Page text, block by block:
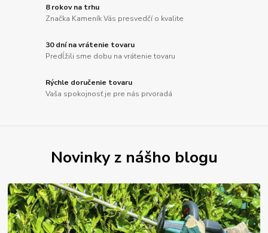
8 rokov na trhu
Značka Kameník Vás presvedčí o kvalite
30 dní na vrátenie tovaru
Predĺžili sme dobu na vrátenie tovaru
Rýchle doručenie tovaru
Vaša spokojnosť je pre nás prvoradá
Novinky z nášho blogu